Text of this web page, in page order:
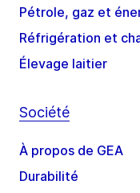
Pétrole, gaz et
Réfrigération et
Élevage laitier
Société
À propos de GEA
Durabilité